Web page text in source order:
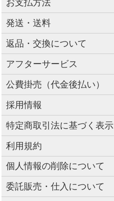
お支払方法
発送・送料
返品・交換について
アフターサービス
公費掛売（代金後払い）
採用情報
特定商取引法に基づく表示
利用規約
個人情報の削除について
委託販売・仕入について